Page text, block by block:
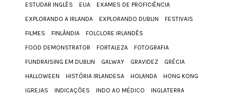
ESTUDAR INGLÊS
EUA
EXAMES DE PROFICIÊNCIA
EXPLORANDO A IRLANDA
EXPLORANDO DUBLIN
FESTIVAIS
FILMES
FINLÂNDIA
FOLCLORE IRLANDÊS
FOOD DEMONSTRATOR
FORTALEZA
FOTOGRAFIA
FUNDRAISING EM DUBLIN
GALWAY GRAVIDEZ
GRÉCIA
HALLOWEEN
HISTÓRIA IRLANDESA HOLANDA
HONG KONG
IGREJAS
INDICAÇÕES INDO AO MÉDICO
INGLATERRA